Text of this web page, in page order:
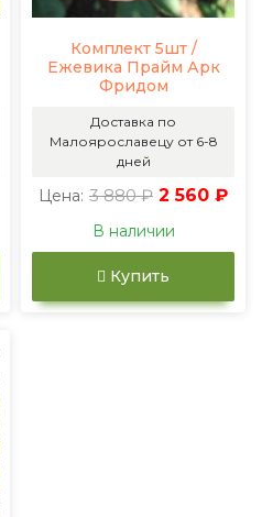
Комплект 5шт /
Ежевика Прайм Арк
Фридом
Доставка по
Малоярославецу от 6-8
дней
Цена: 3 880 ₽ 2 560 ₽
В наличии
Купить